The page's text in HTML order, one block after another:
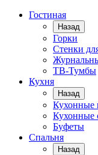
Гостиная
Назад
Горки
Стенки
TВ-Тумбы
Кухня
Назад
Кухонные
Кухонные
Буфеты
Спальня
Назад